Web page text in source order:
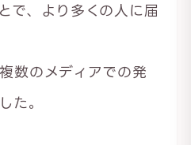
で、より多くの人に届
数のメディアでの発
た。